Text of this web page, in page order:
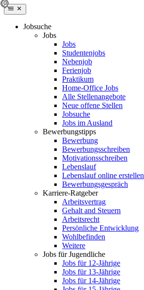
Jobsuche
Jobs
Jobs
Studentenjobs
Nebenjob
Ferienjob
Praktikum
Home-Office Jobs
Alle Stellenangebote
Neue offene Stellen
Jobsuche
Jobs im Ausland
Bewerbungstipps
Bewerbung
Bewerbungsschreiben
Motivationsschreiben
Lebenslauf
Lebenslauf online erstellen
Bewerbungsgespräch
Karriere-Ratgeber
Arbeitsvertrag
Gehalt and Steuern
Arbeitsrecht
Persönliche Entwicklung
Wohlbefinden
Weitere
Jobs für Jugendliche
Jobs für 12-Jährige
Jobs für 13-Jährige
Jobs für 14-Jährige